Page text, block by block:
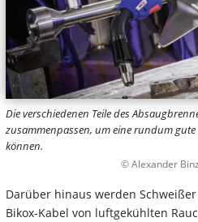
Die verschiedenen Teile des
zusammenpassen, um eine rundum
können.
© Alexander
Darüber hinaus werden
Bikox-Kabel von luftgekühlten